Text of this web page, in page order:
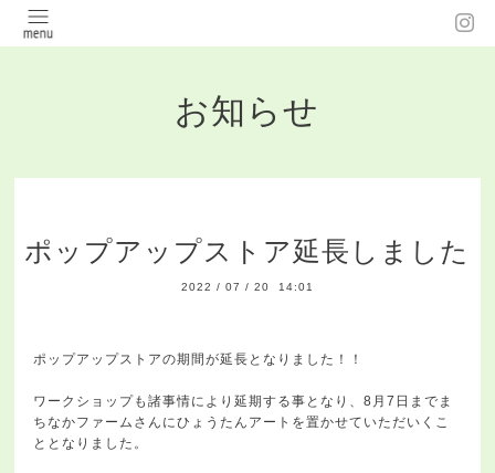
お知らせ
ポップアップストア延長しました
2022 / 07 / 20 14:01
ポップアップストアの期間が延長となりました！！
ワークショップも諸事情により延期する事となり、8月7日までま
ちなかファームさんにひょうたんアートを置かせていただいくこ
ととなりました。